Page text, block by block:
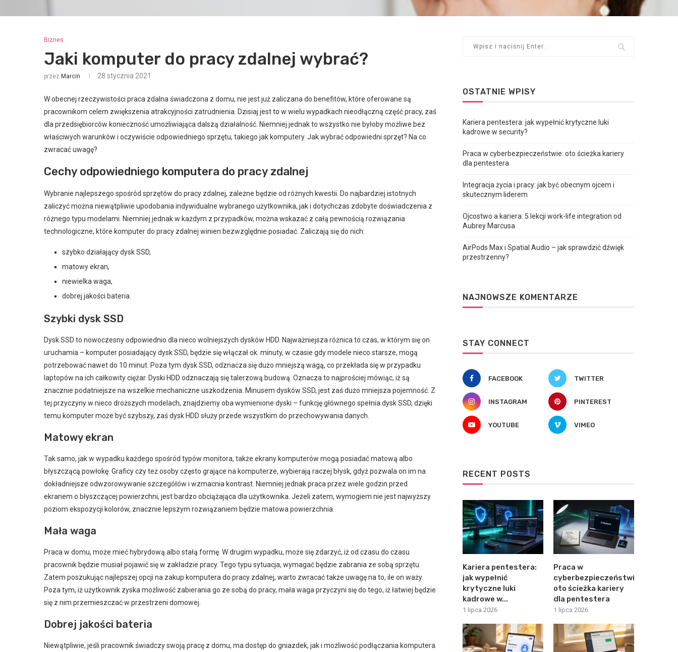
Biznes
Jaki komputer do pracy zdalnej wybrać?
przez Marcin 28 stycznia 2021
W obecnej rzeczywistości praca zdalna świadczona z domu, nie jest już zaliczana do benefitów, które oferowane są
pracownikom celem zwiększenia atrakcyjności zatrudnienia. Dzisiaj jest to w wielu wypadkach nieodłączną część pracy, zaś
dla przedsiębiorców konieczność umożliwiająca dalszą działalność. Niemniej jednak to wszystko nie byłoby możliwe bez
właściwych warunków i oczywiście odpowiedniego sprzętu, takiego jak komputery. Jak wybrać odpowiedni sprzęt? Na co
zwracać uwagę?
Cechy odpowiedniego komputera do pracy zdalnej
Wybranie najlepszego spośród sprzętów do pracy zdalnej, zależne będzie od różnych kwestii. Do najbardziej istotnych
zaliczyć można niewątpliwie upodobania indywidualne wybranego użytkownika, jak i dotychczas zdobyte doświadczenia z
różnego typu modelami. Niemniej jednak w każdym z przypadków, można wskazać z całą pewnością rozwiązania
technologiczne, które komputer do pracy zdalnej winien bezwzględnie posiadać. Zaliczają się do nich:
szybko działający dysk SSD,
matowy ekran,
niewielka waga,
dobrej jakości bateria.
Szybki dysk SSD
Dysk SSD to nowoczesny odpowiednio dla nieco wolniejszych dysków HDD. Najważniejsza różnica to czas, w którym się on
uruchamia – komputer posiadający dysk SSD, będzie się włączał ok. minuty, w czasie gdy modele nieco starsze, mogą
potrzebować nawet do 10 minut. Poza tym dysk SSD, odznacza się dużo mniejszą wagą, co przekłada się w przypadku
laptopów na ich całkowity ciężar. Dyski HDD odznaczają się talerzową budową. Oznacza to najprościej mówiąc, iż są
znacznie podatniejsze na wszelkie mechaniczne uszkodzenia. Minusem dysków SSD, jest zaś dużo mniejsza pojemność. Z
tej przyczyny w nieco droższych modelach, znajdziemy oba wymienione dyski – funkcję głównego spełnia dysk SSD, dzięki
temu komputer może być szybszy, zaś dysk HDD służy przede wszystkim do przechowywania danych.
Matowy ekran
Tak samo, jak w wypadku każdego spośród typów monitora, także ekrany komputerów mogą posiadać matową albo
błyszczącą powłokę. Graficy czy też osoby często grające na komputerze, wybierają raczej błysk, gdyż pozwala on im na
dokładniejsze odwzorowywanie szczegółów i wzmacnia kontrast. Niemniej jednak praca przez wiele godzin przed
ekranem o błyszczącej powierzchni, jest bardzo obciążająca dla użytkownika. Jeżeli zatem, wymogiem nie jest najwyższy
poziom ekspozycji kolorów, znacznie lepszym rozwiązaniem będzie matowa powierzchnia.
Mała waga
Praca w domu, może mieć hybrydową albo stałą formę. W drugim wypadku, może się zdarzyć, iż od czasu do czasu
pracownik będzie musiał pojawić się w zakładzie pracy. Tego typu sytuacja, wymagać będzie zabrania ze sobą sprzętu.
Zatem poszukując najlepszej opcji na zakup komputera do pracy zdalnej, warto zwracać także uwagę na to, ile on waży.
Poza tym, iż użytkownik zyska możliwość zabierania go ze sobą do pracy, mała waga przyczyni się do tego, iż łatwiej będzie
się z nim przemieszczać w przestrzeni domowej.
Dobrej jakości bateria
Niewątpliwie, jeśli pracownik świadczy swoją pracę z domu, ma dostęp do gniazdek, jak i możliwość podłączania komputera
OSTATNIE WPISY
Kariera pentestera: jak wypełnić krytyczne luki
kadrowe w security?
Praca w cyberbezpieczeństwie: oto ścieżka kariery
dla pentestera
Integracja życia i pracy: jak być obecnym ojcem i
skutecznym liderem
Ojcostwo a kariera: 5 lekcji work-life integration od
Aubrey Marcusa
AirPods Max i Spatial Audio – jak sprawdzić dźwięk
przestrzenny?
NAJNOWSZE KOMENTARZE
STAY CONNECT
FACEBOOK TWITTER
INSTAGRAM PINTEREST
YOUTUBE VIMEO
RECENT POSTS
Kariera pentestera:
jak wypełnić
krytyczne luki
kadrowe w...
1 lipca 2026
Praca w
cyberbezpieczeństwie:
oto ścieżka kariery
dla pentestera
1 lipca 2026